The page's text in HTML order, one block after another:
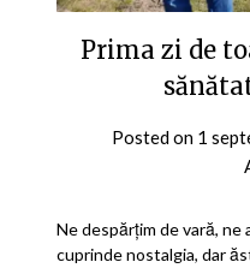
Prima zi de
Posted on 1
Ne despărțim de vară,
cuprinde nostalgia, dar